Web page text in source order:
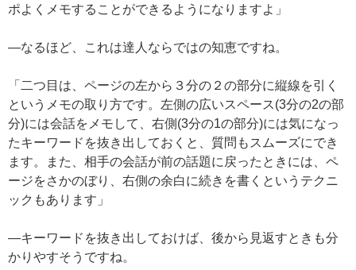
ポよくメモすることができるようになりますよ」
―なるほど、これは達人ならではの知恵ですね。
「二つ目は、ページの左から３分の２の部分に縦線を引く
というメモの取り方です。左側の広いスペース(3分の2の部
分)には会話をメモして、右側(3分の1の部分)には気になっ
たキーワードを抜き出しておくと、質問もスムーズにでき
ます。また、相手の会話が前の話題に戻ったときには、ペ
ージをさかのぼり、右側の余白に続きを書くというテクニ
ックもあります」
―キーワードを抜き出しておけば、後から見返すときも分
かりやすそうですね。